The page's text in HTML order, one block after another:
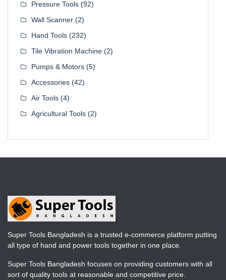
Pressure Tools (92)
Wall Scanner (2)
Hand Tools (232)
Tile Vibration Machine (2)
Pumps & Motors (5)
Accessories (42)
Air Tools (4)
Agricultural Tools (2)
Super Tools Bangladesh is a trusted e-commerce platform putting
all type of hand and power tools together in one place.
Super Tools Bangladesh focuses on providing customers with all
sort of quality tools at reasonable and competitive price.